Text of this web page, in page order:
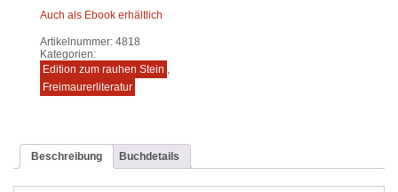
Auch als Ebook erhältlich
Artikelnummer: 4818
Kategorien:
Edition zum rauhen Stein
Freimaurerliteratur
Beschreibung Buchdetails